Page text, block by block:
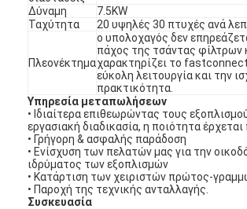
Δύναμη
7.5KW
Ταχύτητα
20 υψηλές 30 πτυχές ανά
Πλεονέκτημα
ο υπολοχαγός δεν
πάχος της τσάντας φίλτρων
χαρακτηρίζει το
εύκολη λειτουργία και την
πρακτικότητα.
Υπηρεσία μεταπωλήσεων
• Ιδιαίτερα επιθεωρώντας τους
εργασιακή διαδικασία, η ποιότητα
• Γρήγορη & ασφαλής παράδοση
• Ενίσχυση των πελατών μας για την
ιδρύματος των εξοπλισμών
• Κατάρτιση των χειριστών πρώτος-
• Παροχή της τεχνικής ανταλλαγής.
Συσκευασία